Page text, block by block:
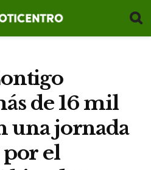
de 16 mil
una jornada
por el